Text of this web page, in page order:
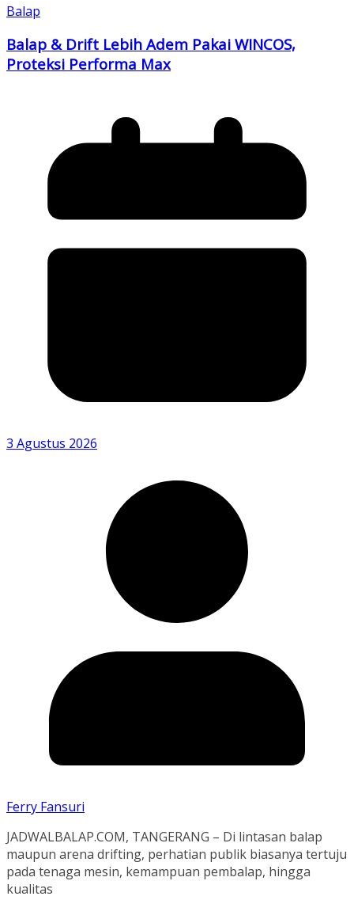
Balap
Balap & Drift Lebih Adem Pakai WINCOS,
Proteksi Performa Max
3 Agustus 2026
Ferry Fansuri
JADWALBALAP.COM, TANGERANG – Di lintasan balap
maupun arena drifting, perhatian publik biasanya tertuju
pada tenaga mesin, kemampuan pembalap, hingga
kualitas